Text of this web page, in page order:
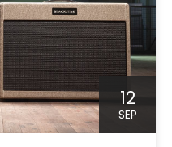
12
SEP